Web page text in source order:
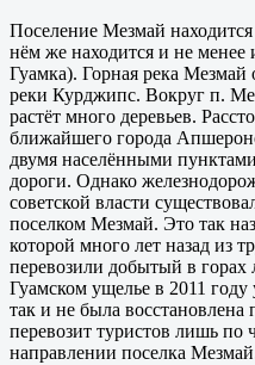
Поселение Мезмай
нём же находится и не менее
Гуамка). Горная река Мезмай
реки Курджипс. Вокруг п.
растёт много деревьев.
ближайшего города
двумя населёнными
дороги. Однако
советской власти
поселком Мезмай. Это так
которой много лет назад из
перевозили добытый в горах
Гуамском ущелье в 2011 году
так и не была восстановлена
перевозит туристов лишь по
направлении поселка